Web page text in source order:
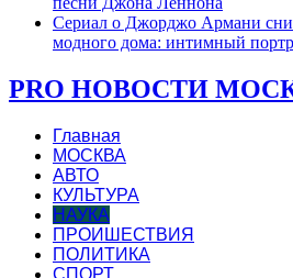
Сериал о Джорджо Армани
модного дома: интимный
PRO НОВОСТИ
Главная
МОСКВА
АВТО
КУЛЬТУРА
НАУКА
ПРОИШЕСТВИЯ
ПОЛИТИКА
СПОРТ